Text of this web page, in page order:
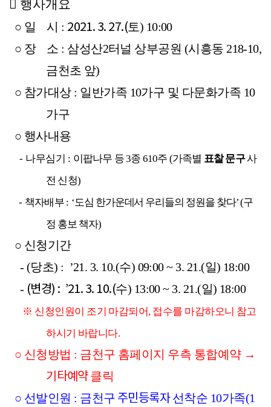
󰏅 행사개요
○ 일    시 : 2021. 3. 27.(토) 10:00
○ 장    소 : 삼성산2터널 상부공원 (시흥동
금천초 앞)
○ 참가대상 : 일반가족 10가구 및 다문화가족 10
가구
○ 행사내용
- 나무심기 : 이팝나무 등 3종 610주 (가족별 표찰 문구 사
전 신청)
- 책자배부 : ‘도심 한가운데서 우리들의 정원을 찾다’ (구
정 홍보 책자)
○ 신청기간
- (당초) : ’21. 3. 10.(수) 09:00 ~ 3. 21.(일) 18:00
- (변경) : ’21. 3. 10.(수) 13:00 ~ 3. 21.(일) 18:00
※ 신청인원이 조기 마감되어, 접수를 마감하오니 참고
하시기 바랍니다.
○ 신청방법 : 금천구 홈페이지 우측 통합예약
기타예약 클릭
○ 선발인원 : 금천구 주민등록자 선착순 10가족(1